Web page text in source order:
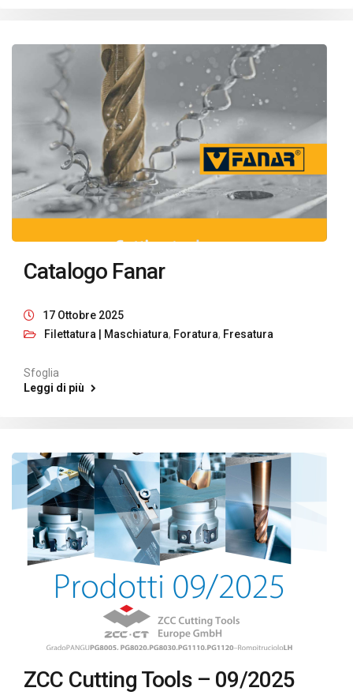
Catalogo Fanar
17 Ottobre 2025
Filettatura | Maschiatura, Foratura, Fresatura
Sfoglia
Leggi di più
ZCC Cutting Tools – 09/2025